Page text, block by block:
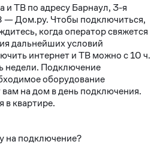
и ТВ по адресу Барнаул, 3-я
— Дом.ру. Чтобы подключиться,
когда оператор свяжется
дальнейших условий
интернет и ТВ можно с 10 ч.
недели. Подключение
оборудование
на дом в день подключения.
в квартире.
на подключение?